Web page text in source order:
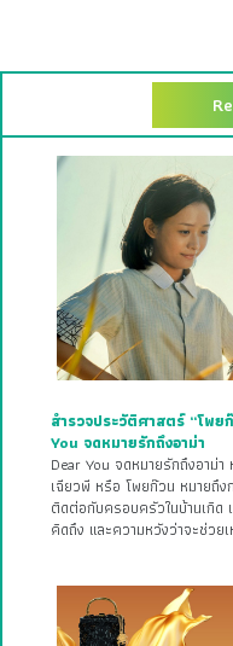
สำรวจประวัติศาสตร์ “โพ
You จดหมายรักถึงอาม่า
Dear You จดหมายรักถึงอาม่า
เฉียวพี หรือ โพยก๊วน หมายถึง
ติดต่อกับครอบครัวในบ้านเกิด
คิดถึง และความหวังว่าจะช่วย